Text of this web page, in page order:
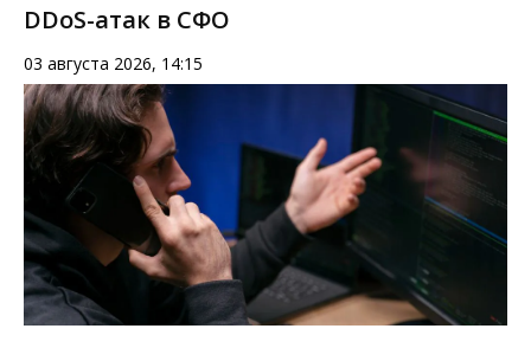
DDoS-атак в СФО
03 августа 2026, 14:15